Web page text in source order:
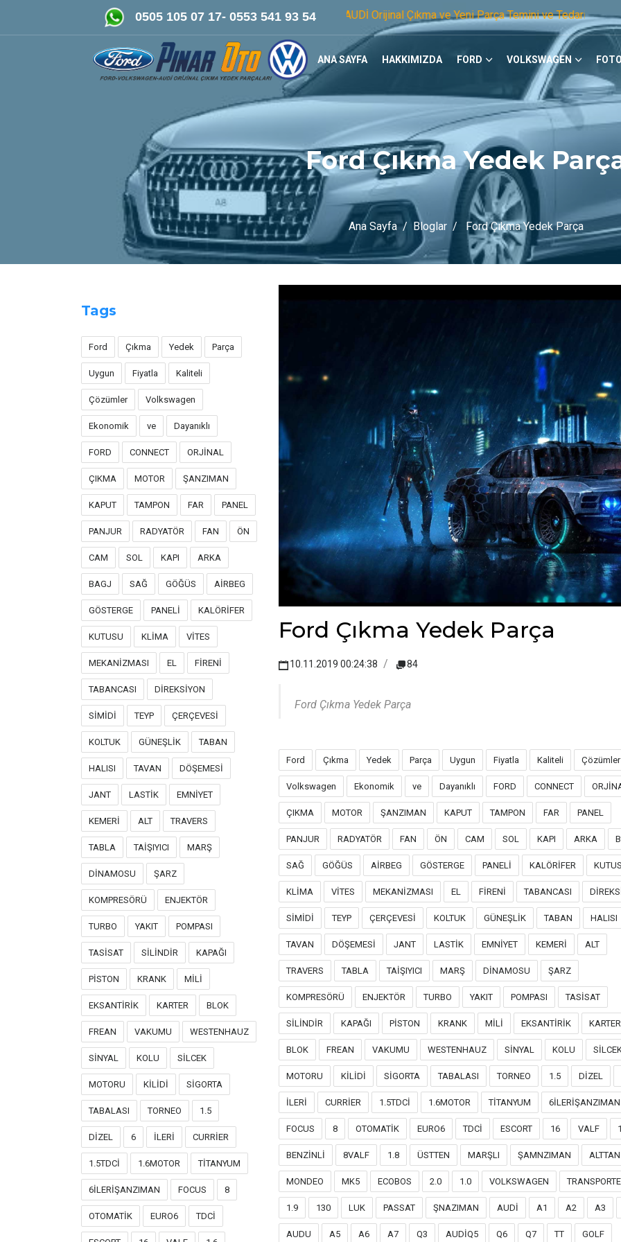
0505 105 07 17- 0553 541 93 54
FORD-VOLKSWAGEN- AUDİ Orijinal Çıkma ve Yeni Parça Temini ve Tedariğinde Öncü
ANA SAYFA HAKKIMIZDA FORD VOLKSWAGEN
Ford Çıkma Yedek
Ana Sayfa Bloglar Ford Çıkma Yedek Parça
Ford Çıkma Yedek Parça
10.11.2019 00:24:38 84
Ford Çıkma Yedek Parça
Ford Çıkma Yedek Parça Uygun Fiyatla Kaliteli Çözümler
Volkswagen Ekonomik ve Dayanıklı FORD CONNECT
ÇIKMA MOTOR ŞANZIMAN KAPUT TAMPON FAR PANEL
PANJUR RADYATÖR FAN ÖN CAM SOL KAPI ARKA
SAĞ GÖĞÜS AİRBEG GÖSTERGE PANELİ KALÖRİFER
KLİMA VİTES MEKANİZMASI EL FİRENİ TABANCASI
SİMİDİ TEYP ÇERÇEVESİ KOLTUK GÜNEŞLİK TABAN HALISI
TAVAN DÖŞEMESİ JANT LASTİK EMNİYET KEMERİ ALT
TRAVERS TABLA TAİŞIYICI MARŞ DİNAMOSU ŞARZ
KOMPRESÖRÜ ENJEKTÖR TURBO YAKIT POMPASI TASİSAT
SİLİNDİR KAPAĞI PİSTON KRANK MİLİ EKSANTİRİK KARTER
BLOK FREAN VAKUMU WESTENHAUZ SİNYAL KOLU
MOTORU KİLİDİ SİGORTA TABALASI TORNEO 1.5 DİZEL
İLERİ CURRİER 1.5TDCİ 1.6MOTOR TİTANYUM 6İLERİŞANZIMAN
FOCUS 8 OTOMATİK EURO6 TDCİ ESCORT 16 VALF
BENZİNLİ 8VALF 1.8 ÜSTTEN MARŞLI ŞAMNZIMAN ALTTAN
MONDEO MK5 ECOBOS 2.0 1.0 VOLKSWAGEN
1.9 130 LUK PASSAT ŞNAZIMAN AUDİ A1 A2 A3
AUDU A5 A6 A7 Q3 AUDİQ5 Q6 Q7 TT GOLF
Tags
Ford Çıkma Yedek Parça
Uygun Fiyatla Kaliteli
Çözümler Volkswagen
Ekonomik ve Dayanıklı
FORD CONNECT ORJİNAL
ÇIKMA MOTOR ŞANZIMAN
KAPUT TAMPON FAR PANEL
PANJUR RADYATÖR FAN ÖN
CAM SOL KAPI ARKA
BAGJ SAĞ GÖĞÜS AİRBEG
GÖSTERGE PANELİ KALÖRİFER
KUTUSU KLİMA VİTES
MEKANİZMASI EL FİRENİ
TABANCASI DİREKSİYON
SİMİDİ TEYP ÇERÇEVESİ
KOLTUK GÜNEŞLİK TABAN
HALISI TAVAN DÖŞEMESİ
JANT LASTİK EMNİYET
KEMERİ ALT TRAVERS
TABLA TAİŞIYICI MARŞ
DİNAMOSU ŞARZ
KOMPRESÖRÜ ENJEKTÖR
TURBO YAKIT POMPASI
TASİSAT SİLİNDİR KAPAĞI
PİSTON KRANK MİLİ
EKSANTİRİK KARTER BLOK
FREAN VAKUMU WESTENHAUZ
SİNYAL KOLU SİLCEK
MOTORU KİLİDİ SİGORTA
TABALASI TORNEO 1.5
DİZEL 6 İLERİ CURRİER
1.5TDCİ 1.6MOTOR TİTANYUM
6İLERİŞANZIMAN FOCUS 8
OTOMATİK EURO6 TDCİ